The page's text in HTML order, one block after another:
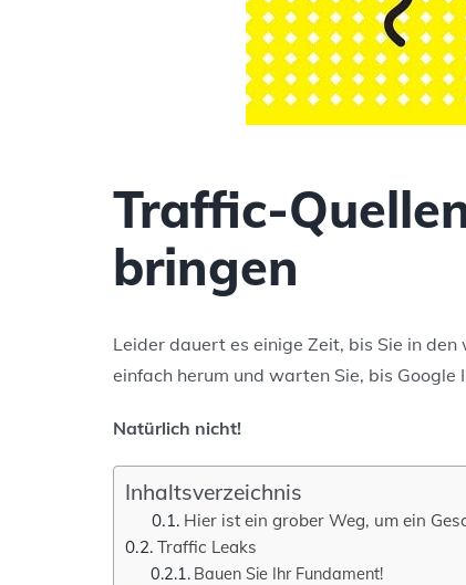
Traffic-
bringen
Leider dauert es einige Zeit, bis Sie in
einfach herum und warten Sie, bis Google
Natürlich nicht!
Inhaltsverzeichnis
Hier ist ein grober Weg, um ein
Traffic Leaks
Bauen Sie Ihr Fundament!